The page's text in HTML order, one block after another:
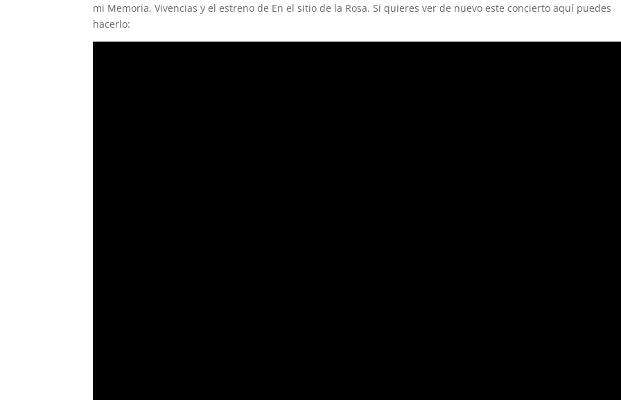
mi Memoria, Vivencias y el estreno de En el sitio de la Rosa. Si quieres ver de nuevo este concierto aquí puedes
hacerlo: